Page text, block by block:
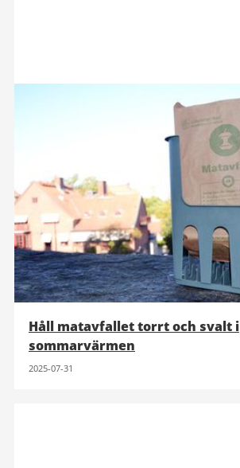
Håll matavfallet torrt och svalt i
sommarvärmen
2025-07-31